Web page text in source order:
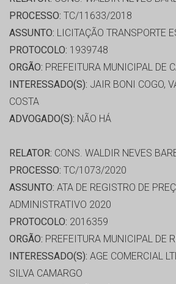
PROCESSO: TC/11633/2018
ASSUNTO: LICITAÇÃO TRANSPORTE
PROTOCOLO: 1939748
ORGÃO: PREFEITURA MUNICIPAL DE
INTERESSADO(S): JAIR BONI COGO,
COSTA
ADVOGADO(S): NÃO HÁ
RELATOR: CONS. WALDIR NEVES
PROCESSO: TC/1073/2020
ASSUNTO: ATA DE REGISTRO DE
ADMINISTRATIVO 2020
PROTOCOLO: 2016359
ORGÃO: PREFEITURA MUNICIPAL DE
INTERESSADO(S): AGE COMERCIAL
SILVA CAMARGO